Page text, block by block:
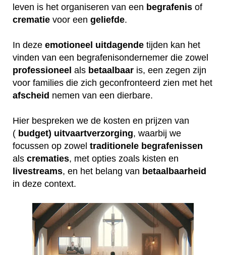
leven is het organiseren van een begrafenis of
crematie voor een geliefde.
In deze emotioneel uitdagende tijden kan het
vinden van een begrafenisondernemer die zowel
professioneel als betaalbaar is, een zegen zijn
voor families die zich geconfronteerd zien met het
afscheid nemen van een dierbare.
Hier bespreken we de kosten en prijzen van
( budget) uitvaartverzorging, waarbij we
focussen op zowel traditionele begrafenissen
als crematies, met opties zoals kisten en
livestreams, en het belang van betaalbaarheid
in deze context.